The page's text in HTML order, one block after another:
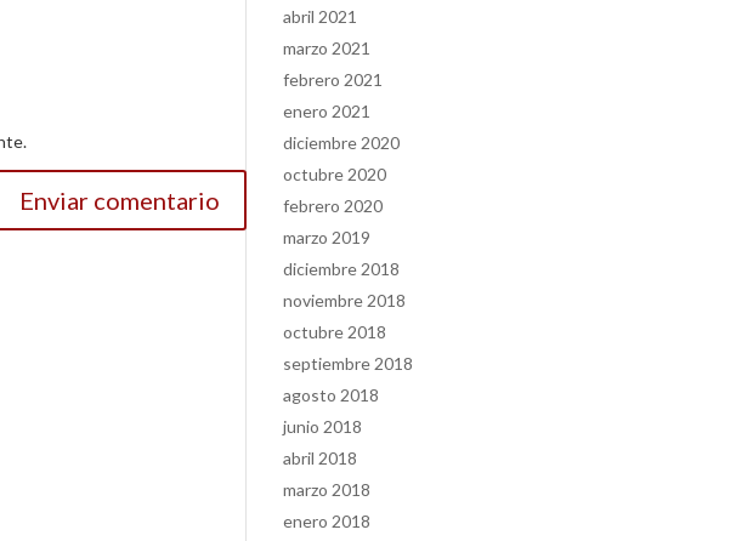
abril 2021
marzo 2021
febrero 2021
enero 2021
diciembre 2020
octubre 2020
febrero 2020
marzo 2019
diciembre 2018
noviembre 2018
octubre 2018
septiembre 2018
agosto 2018
junio 2018
abril 2018
marzo 2018
enero 2018